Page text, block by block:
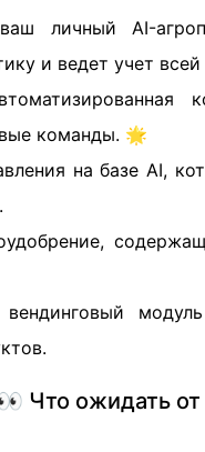
личный AI-
и ведет учет
команды. 🌟
на базе AI,
модуль
Что ожидать